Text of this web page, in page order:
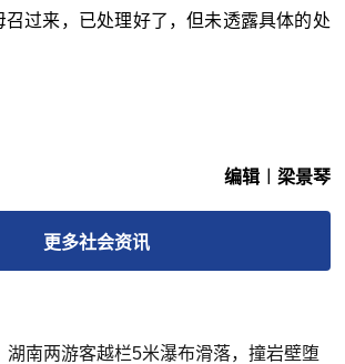
召过来，已处理好了，但未透露具体的处
编辑︱梁景琴
更多社会资讯
湖南两游客越栏5米瀑布滑落，撞岩壁堕